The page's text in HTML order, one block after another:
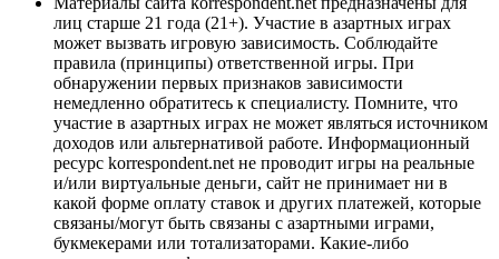
лиц старше 21 года (21+). Участие в азартных играх
может вызвать игровую зависимость. Соблюдайте
правила (принципы) ответственной игры. При
обнаружении первых признаков зависимости
немедленно обратитесь к специалисту. Помните, что
участие в азартных играх не может являться источником
доходов или альтернативой работе. Информационный
ресурс korrespondent.net не проводит игры на реальные
и/или виртуальные деньги, сайт не принимает ни в
какой форме оплату ставок и других платежей, которые
связаны/могут быть связаны с азартными играми,
букмекерами или тотализаторами. Какие-либо